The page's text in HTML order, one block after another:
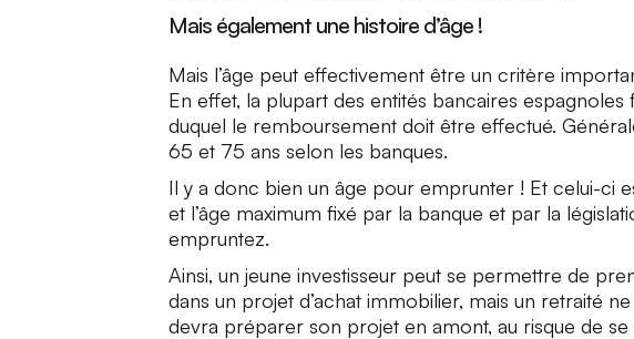
Mais également une histoire d’âge !
Mais l’âge peut effectivement être un critère
En effet, la plupart des entités bancaires
duquel le remboursement doit être effectué.
65 et 75 ans selon les banques.
Il y a donc bien un âge pour emprunter ! Et celui-ci
et l’âge maximum fixé par la banque et par la
empruntez.
Ainsi, un jeune investisseur peut se permettre de
dans un projet d’achat immobilier, mais un retraité
devra préparer son projet en amont, au risque de